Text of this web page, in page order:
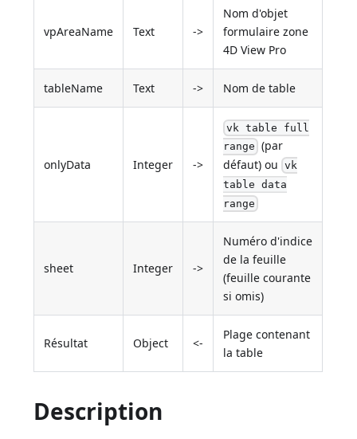
vpAreaName Text ->
Nom d'objet
formulaire zone
4D View Pro
tableName Text -> Nom de table
onlyData Integer ->
vk table full
range (par
défaut) ou vk
table data
range
sheet Integer ->
Numéro d'indice
de la feuille
(feuille courante
si omis)
Résultat Object <-
Plage contenant
la table
Description